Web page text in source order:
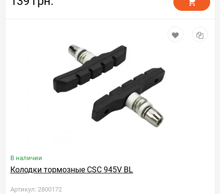
В наличии
Колодки тормозные CSC 945V BL
Артикул: 2800172